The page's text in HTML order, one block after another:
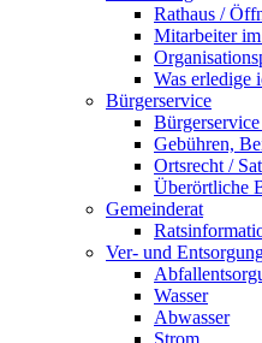
Rathaus /
Mitarbeiter
Was erledige
Bürgerservice
Gebühren,
Ortsrecht /
Überörtliche
Gemeinderat
Ver- und
Wasser
Abwasser
Strom